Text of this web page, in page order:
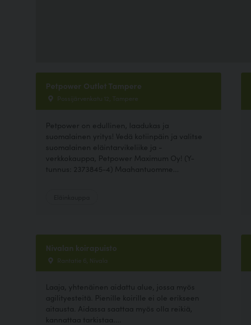
Petpower Outlet Tampere
Possijärvenkatu 12, Tampere
Petpower on edullinen, laadukas ja
suomalainen yritys! Vedä kotiinpäin ja valitse
suomalainen eläintarvikeliike ja -
verkkokauppa, Petpower Maximum Oy! (Y-
tunnus: 2373845-4) Maahantuomme...
Nivalan koirapuisto
Rantatie 6, Nivala
Laaja, yhtenäinen aidattu alue, jossa myös
agilityesteitä. Pienille koirille ei ole erikseen
aitausta. Aidassa saattaa myös olla reikiä,
kannattaa tarkistaa....